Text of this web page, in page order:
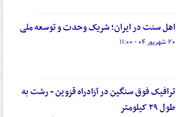
اهل سنت در ایران؛ شریک وحدت و توسعه ملی
۲۰ شهریور ۰۴ - ۱۱:۰۰
ترافیک فوق‌ سنگین در آزادراه قزوین - رشت به
طول ۲۹ کیلومتر